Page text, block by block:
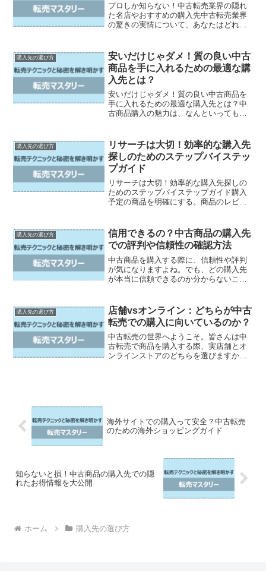
プロしか知らない！中古転売業界の隠れ
た名店やおすすめの購入先中古転売業界
の驚きの実情について、あなたはどれく
中古転売業界ですが、実は誰もが利用で
きる隠れた名店やおすすめ...
購入先の選び方
安いだけじゃダメ！質の良い中古
商品を手に入れるための最適な購
入先とは？
安いだけじゃダメ！質の良い中古商品を
手に入れるための最適な購入先とは？中
古商品購入の魅力は、なんといってもリ
を扱う店舗やオンラインショップが増
え、どこで購入すれば良いの...
購入先の選び方
リサーチは大切！効率的な購入先
探しのためのステップバイステッ
プガイド
リサーチは大切！効率的な購入先探しの
ためのステップバイステップガイド購入
予定の商品を明確にする。商品のレビュ
リシーをリサーチする。送料や配達日数
を考慮する。最終的な購入決...
購入先の選び方
信用できるの？中古商品の購入先
での評判や信頼性の確認方法
中古商品を購入する際に、信頼性や評判
が気になりますよね。でも、どの購入先
が本当に信頼できるのか分からないこと
を探す前にチェックすべきポイントや信
頼できる評価・レビューの...
購入先の選び方
店舗vsオンライン：どちらが中古
転売での購入に向いているのか？
中古転売の世界へようこそ。皆さんは中
古転売で商品を購入する際、実店舗とオ
ンラインストアのどちらを選びますか？
海外サイトでの購入って安全？中古転売
のための海外ショッピングガイド
知らないと損！中古商品の購入先での隠
れたお得情報を大公開
ホーム 購入先の選び方